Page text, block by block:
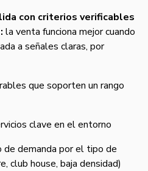
con criterios verificables
la venta funciona mejor cuando
a señales claras, por
que soporten un rango
clave en el entorno
demanda por el tipo de
club house, baja densidad)